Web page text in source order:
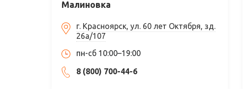
Малиновка
г. Красноярск, ул. 60 лет Октября, зд.
26а/107
пн-сб 10:00–19:00
8 (800) 700-44-6